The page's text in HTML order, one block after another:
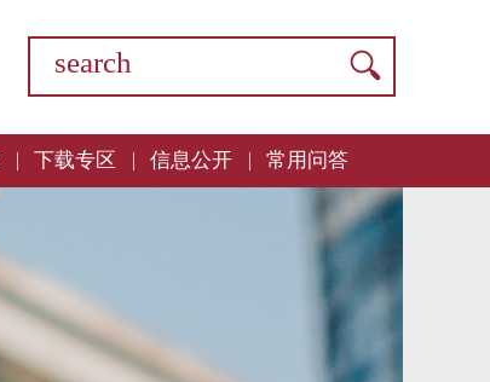
下载专区 信息公开 常用问答